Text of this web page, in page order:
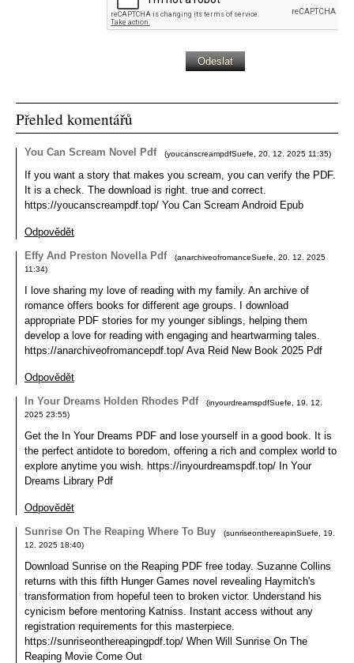
Přehled komentářů
You Can Scream Novel Pdf (youcanscreampdfSuefe 20. 12. 2025 11:35)
If you want a story that makes you scream, you can verify the PDF.
It is a check. The download is right. true and correct.
https://youcanscreampdf.top/ You Can Scream Android Epub
Odpovědět
Effy And Preston Novella Pdf
(anarchiveofromanceSuefe
20. 12. 2025
11:34)
I love sharing my love of reading with my family. An archive of
romance offers books for different age groups. I download
appropriate PDF stories for my younger siblings, helping them
develop a love for reading with engaging and heartwarming tales.
https://anarchiveofromancepdf.top/ Ava Reid New Book 2025 Pdf
Odpovědět
In Your Dreams Holden Rhodes Pdf
(inyourdreamspdfSuefe
19. 12.
2025 23:55)
Get the In Your Dreams PDF and lose yourself in a good book. It is
the perfect antidote to boredom, offering a rich and complex world to
explore anytime you wish. https://inyourdreamspdf.top/ In Your
Dreams Library Pdf
Odpovědět
Sunrise On The Reaping Where To Buy
(sunriseonthereapinSuefe
19.
12. 2025 18:40)
Download Sunrise on the Reaping PDF free today. Suzanne Collins
returns with this fifth Hunger Games novel revealing Haymitch's
transformation from hopeful teen to broken victor. Understand his
cynicism before mentoring Katniss. Instant access without any
registration requirements for this masterpiece.
https://sunriseonthereapingpdf.top/ When Will Sunrise On The
Reaping Movie Come Out